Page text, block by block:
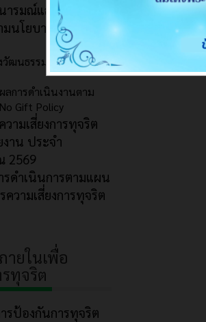
รมณ์และการสร้าง
นโยบาย No Gift
วัฒนธรรม No Gift
ลการดำเนินงานตาม
Gift Policy
ามเสี่ยงการทุจริต
าน ประจำ
2569
รดำเนินการตามแผน
ความเสี่ยงการทุจริต
ายในเพื่อ
ทุจริต
ป้องกันการทุจริต